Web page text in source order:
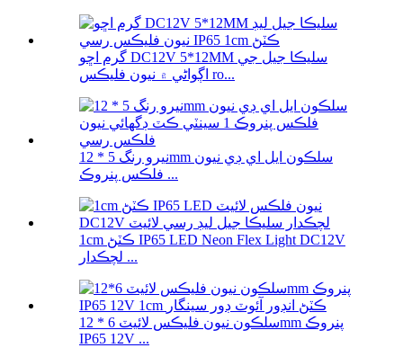
گرم اڇو DC12V 5*12MM سليڪا جيل جي
اڳواڻي ۾ نيون فليڪس ro...
نيرو رنگ 5 * 12mm سلڪون ايل اي ڊي نيون
فلڪس پنروڪ ...
1cm ڪٽڻ IP65 LED Neon Flex Light DC12V
لچڪدار ...
سلڪون نيون فليڪس لائيٽ 6 * 12mm پنروڪ
IP65 12V ...